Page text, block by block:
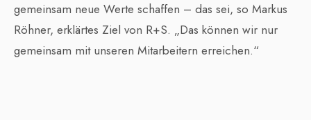
gemeinsam neue Werte schaffen – das sei, so Markus
Röhner, erklärtes Ziel von R+S. „Das können wir nur
gemeinsam mit unseren Mitarbeitern erreichen.“